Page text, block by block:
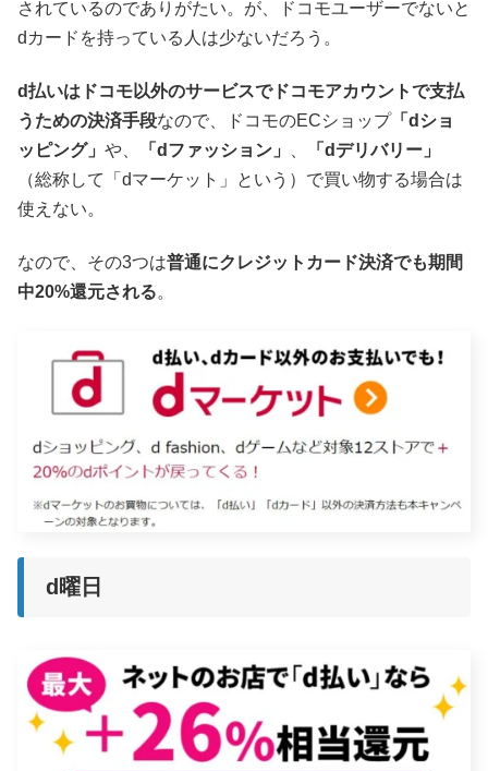
されているのでありがたい。が、ドコモユーザーでないと
dカードを持っている人は少ないだろう。
d払いはドコモ以外のサービスでドコモアカウントで支払
うための決済手段なので、ドコモのECショップ「dショ
ッピング」 や、 「dファッション」
「dデリバリー」
（総称して「dマーケット」という）で買い物する場合は
使えない。
なので、その3つは普通にクレジットカード決済でも期間
中20%還元される。
d曜日